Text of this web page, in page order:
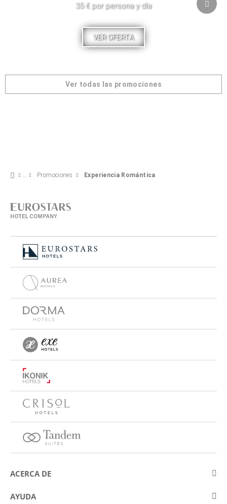
35 € por persona y día
VER OFERTA
Ver todas las promociones
Promociones Experiencia Romántica
ACERCA DE
Sobre Eurostars Hotel Company
AYUDA